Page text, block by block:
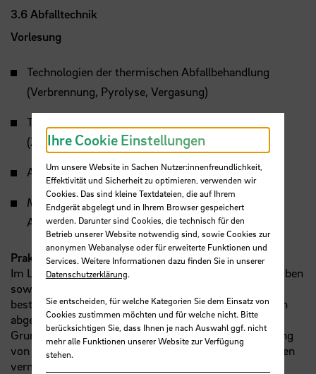
3.6 Abfalltechnik
Vorlesung
Technologien der thermischen Abfallbehandlung
(Verbrennung, Pyrolyse, Vergasung)
Technologien der mechanischen Abfallaufbereitung
(Zerkleinerung, Klassierung, Sortierung…)
Aufbau von Deponien zur Ablagerung von Abfällen
Methoden zur Bilanzierung ökologischer
Auswirkungen von Abfallbehandlungsverfahren
Praktikum
Im Labor werden die Zusammensetzung von Abfallproben
sowie deren chemisch-physikalische Eigenschaften
bestimmt und daraus geeignete Behandlungsverfahren
abgeleitet.
Grundlagen zum technischen Aufbau und zur Auslegung
von Aggregaten zur mechanischen Aufbereitung werden
vermittelt.
Ihre Cookie Einstellungen
Um unsere Website in Sachen Nutzer:innenfreundlichkeit,
Effektivität und Sicherheit zu optimieren, verwenden wir
Cookies. Das sind kleine Textdateien, die auf Ihrem
Endgerät abgelegt und in Ihrem Browser gespeichert
werden. Darunter sind Cookies, die technisch für den
Betrieb unserer Website notwendig sind, sowie Cookies zur
anonymen Webanalyse oder für erweiterte Funktionen und
Services. Weitere Informationen dazu finden Sie in unserer
Datenschutzerklärung.
Sie entscheiden, für welche Kategorien Sie dem Einsatz von
Cookies zustimmen möchten und für welche nicht. Bitte
berücksichtigen Sie, dass Ihnen je nach Auswahl ggf. nicht
mehr alle Funktionen unserer Website zur Verfügung
stehen.